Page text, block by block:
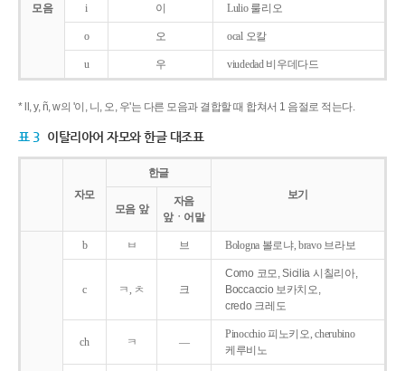
모음 i 이 Lulio 룰리오
o 오 ocal 오칼
u 우 viudedad 비우데다드
* ll, y, ñ, w의 '이, 니, 오, 우'는 다른 모음과 결합할 때 합쳐서 1 음절로 적는다.
표 3 이탈리아어 자모와 한글 대조표
자모
한글
보기
모음 앞
자음
앞ㆍ어말
b ㅂ 브 Bologna 볼로냐, bravo 브라보
c ㅋ, ㅊ 크
Como 코모, Sicilia 시칠리아,
Boccaccio 보카치오,
credo 크레도
ch ㅋ ―
Pinocchio 피노키오, cherubino
케루비노